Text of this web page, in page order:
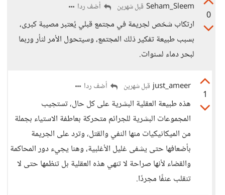
0
Seham_Sleem قبل شهرين أضف ردا
ارتكاب شخص لجريمة في مجتمع قبلي يُعتبر مصيبة كبرى،
بسبب طبيعة تفكير ذلك المجتمع، وسيتحول الأمر لثأر وربما
لبحر دماء لسنوات.
1
just_ameer قبل شهرين أضف ردا
هذه طبيعة العقلية البشرية على كل حال، تستجيب
المجموعات البشرية للجرائم متحركة بعاطفة الاستياء بجملة
من الميكانيكيات منها النفي والقتل، وترد على الجريمة
بأضعافها حتى يشفى غليل الأغلبية، وهنا يجيء دور المحاكمة
والقضاء لأنها صراحة لا تنهي هذه العقلية بل تنظمها حتى لا
تنقلب عنفًا مجردًا.